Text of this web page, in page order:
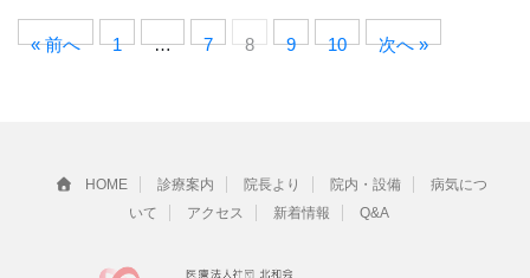
« 前へ 1 … 7 8 9 10 次へ »
HOME 診療案内 院長より 院内・設備
病気につ
いて
アクセス 新着情報 Q&A